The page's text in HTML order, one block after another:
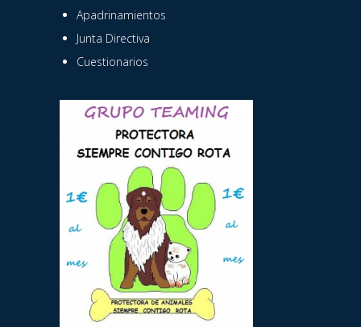
Apadrinamientos
Junta Directiva
Cuestionarios